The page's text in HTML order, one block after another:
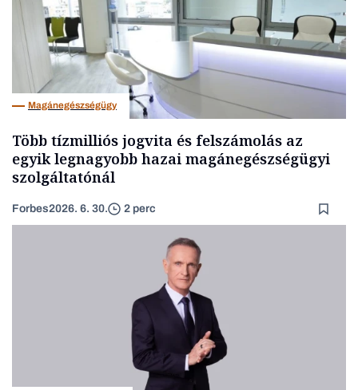
Magánegészségügy
Több tízmilliós jogvita és felszámolás az
egyik legnagyobb hazai magánegészségügyi
szolgáltatónál
Forbes2026. 6. 30. 2 perc